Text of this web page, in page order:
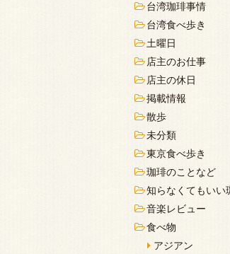
台湾珈琲事情
台湾食べ歩き
土曜日
店主のお仕事
店主の休日
掲載情報
散歩
未分類
東京食べ歩き
珈琲のことなど
知らなくてもいい
音楽レビュー
食べ物
アジアン